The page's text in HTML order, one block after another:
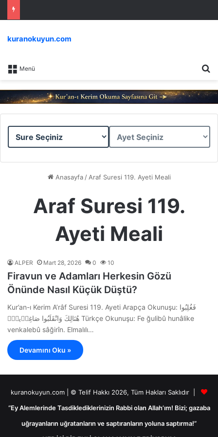
Menü
kuranokuyun.com
Sure
Ayet
Anasayfa / Araf Suresi 119. Ayeti Meali
Araf Suresi 119.
Ayeti Meali
ALPER Mart 28, 2026 0 10
Firavun ve Adamları Herkesin Gözü
Önünde Nasıl Küçük Düştü?
Kur’an-ı Kerim A’râf Suresi 119. Ayeti Arapça Okunuşu: فَغُلِبُوا
هُنَالِكَ وَانْقَلَبُوا صَاغِر۪ينَۚ Türkçe Okunuşu: Fe ğulibû hunâlike
venkalebû sâğirîn. Elmalılı…
Devamını Oku »
kuranokuyun.com | © Telif Hakkı 2026, Tüm Hakları Saklıdır |
“Ey Alemlerinde Tasdiklediklerinizin Rabbi olan Allah’ım! Bizi; gazaba
uğrayanların uğratanların ve saptıranların yoluna saptırma!”